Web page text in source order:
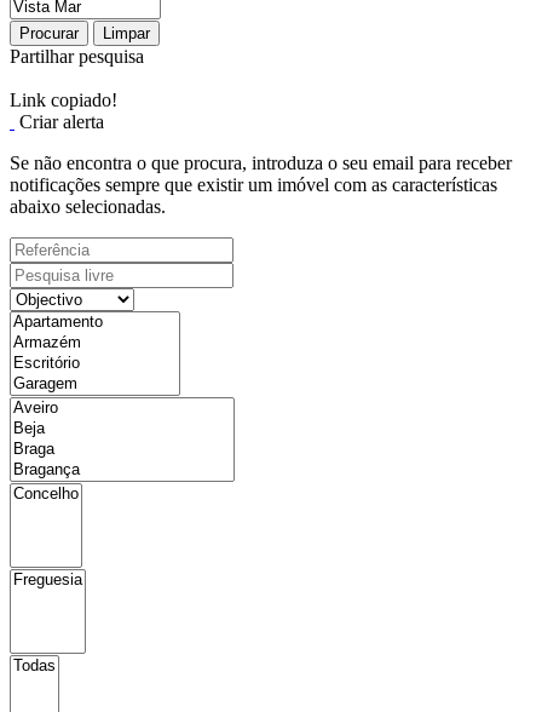
Procurar Limpar
Partilhar pesquisa
Link copiado!
Criar alerta
Se não encontra o que procura, introduza o seu email para receber
notificações sempre que existir um imóvel com as características
abaixo selecionadas.